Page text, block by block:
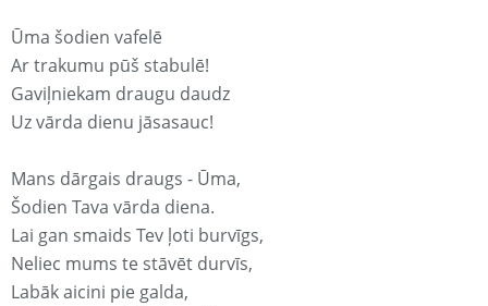
Ūma šodien vafelē
Ar trakumu pūš stabulē!
Gaviļniekam draugu daudz
Uz vārda dienu jāsasauc!
Mans dārgais draugs - Ūma,
Šodien Tava vārda diena.
Lai gan smaids Tev ļoti burvīgs,
Neliec mums te stāvēt durvīs,
Labāk aicini pie galda,